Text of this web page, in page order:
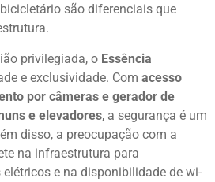
são diferenciais que
privilegiada, o Essência
e exclusividade. Com acesso
por câmeras e gerador de
e elevadores, a segurança é um
disso, a preocupação com a
na infraestrutura para
e na disponibilidade de wi-